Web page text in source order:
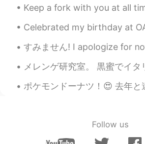
Keep a fork with you at all times ....... just in case cake happens
Celebrated my birthday at OAK 36 in Midtown Savannah. Great food,
すみません! I apologize for not responding to messages until now, I am
メレンゲ研究室。 黒蜜でイタリアンメレンゲ作ってみた。色はあまり魅力のない茶色になってしまうが、味は面白い。日本人のよく好む穏やかな、ま
ポケモンドーナツ！😍 去年と違って、ピカチュウの味がバナナからプリンになった（電気タイプはレモンの方が合っていると思うけど…）🤔 ち
Follow us